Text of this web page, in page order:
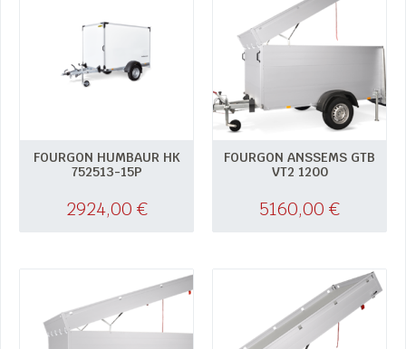
FOURGON HUMBAUR HK
752513-15P
2924,00 €
FOURGON ANSSEMS GTB
VT2 1200
5160,00 €